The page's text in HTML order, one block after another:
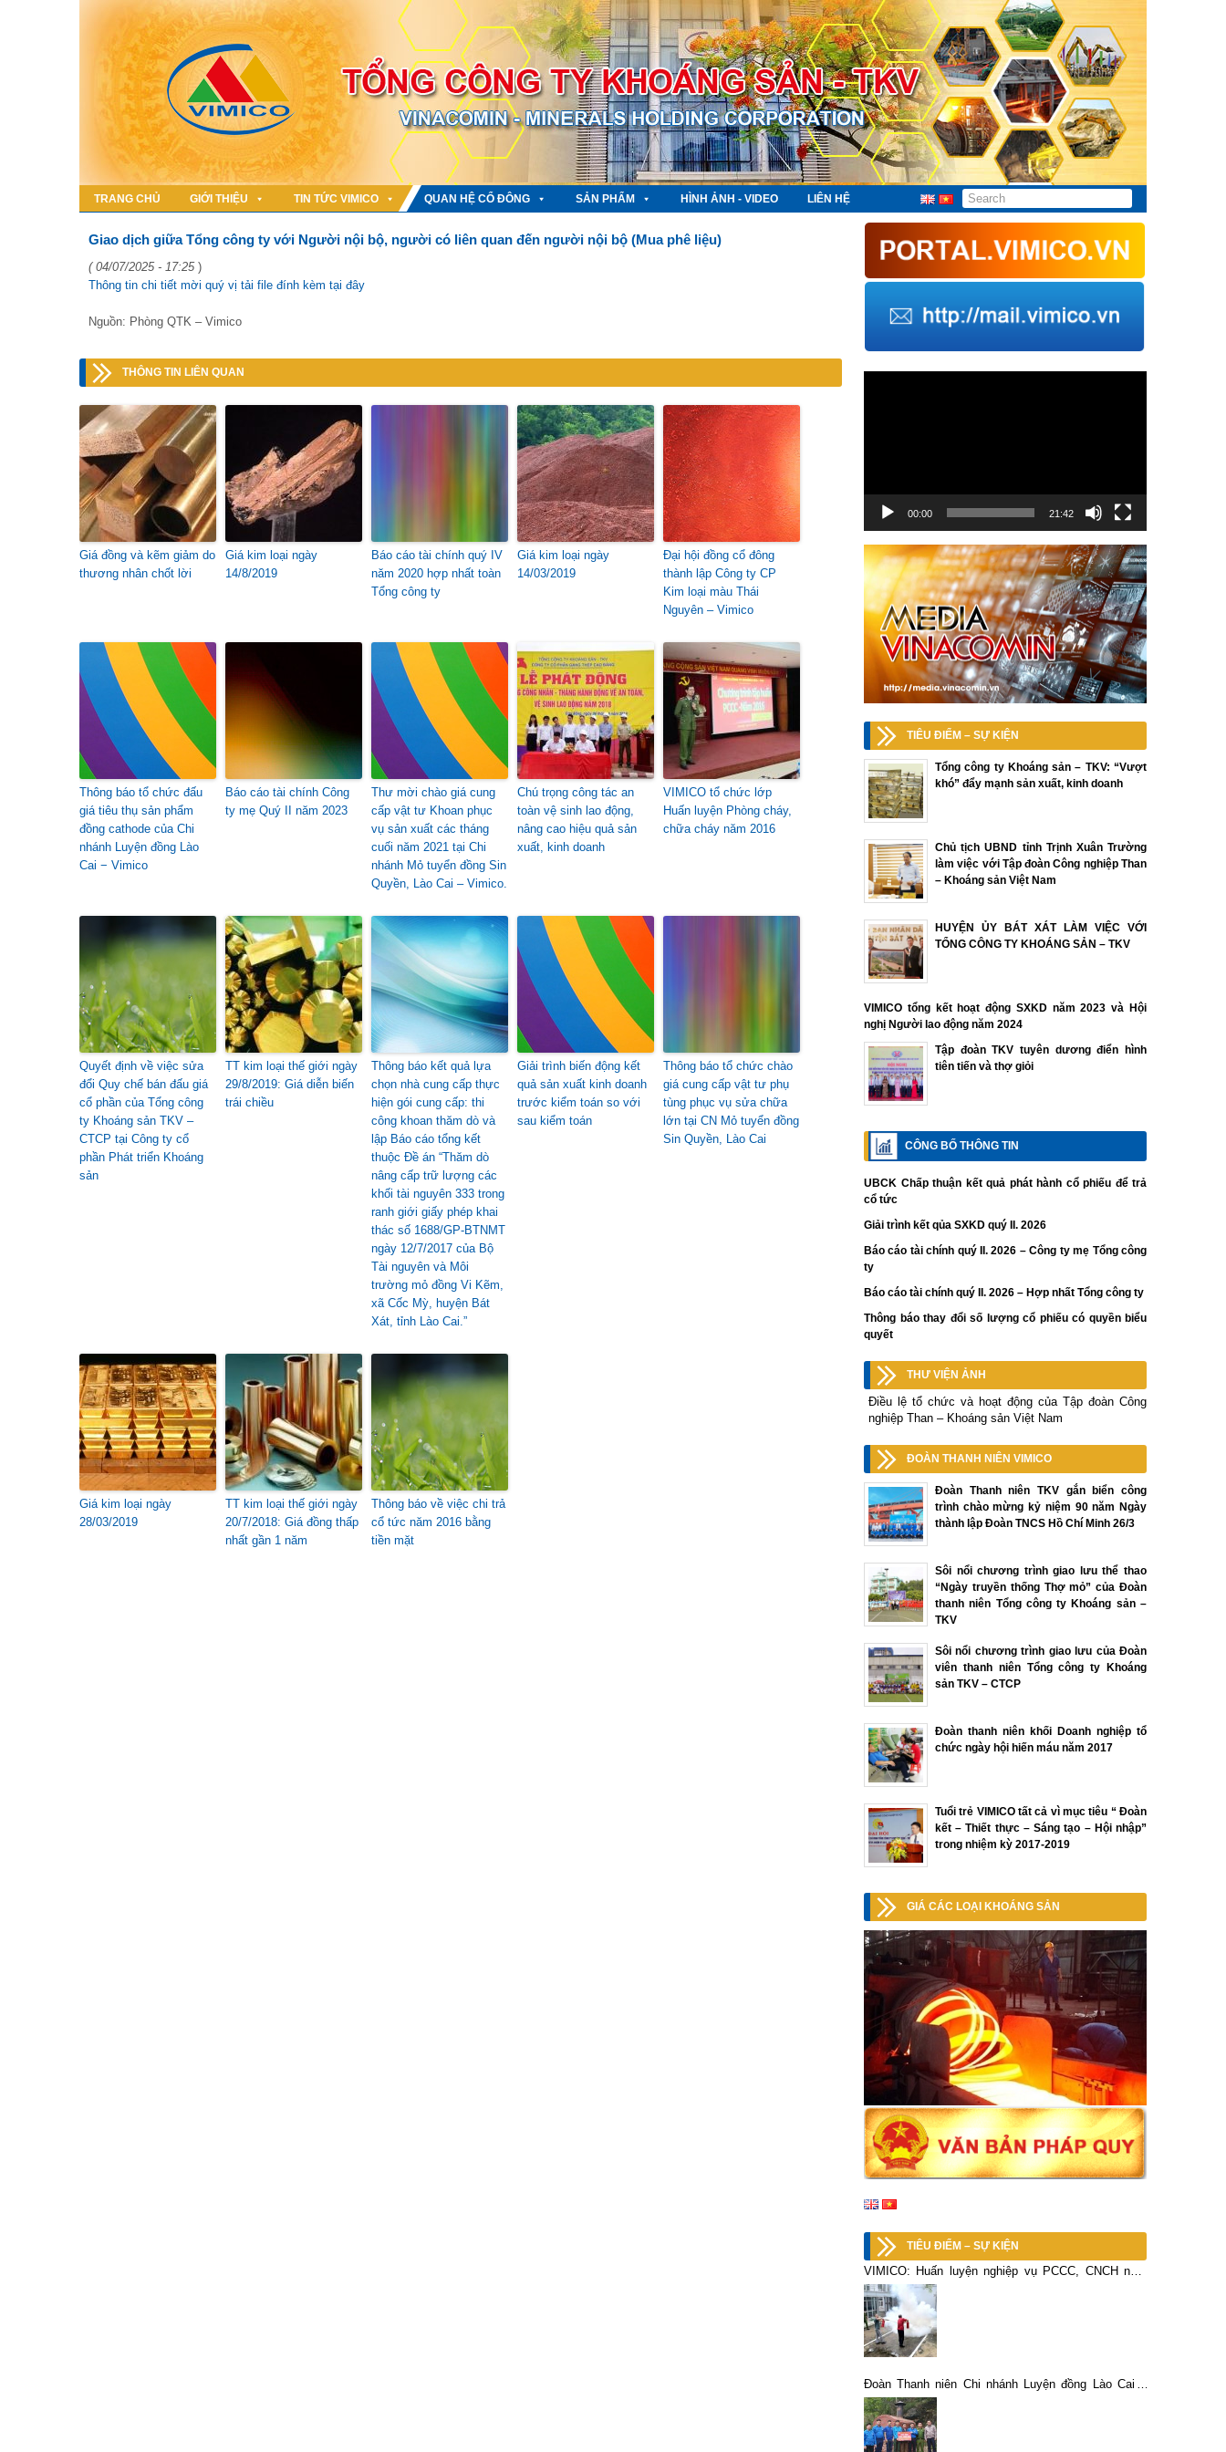
TRANG CHỦ GIỚI THIỆU TIN TỨC VIMICO QUAN HỆ CỔ ĐÔNG SẢN PHẨM HÌNH ẢNH - VIDEO LIÊN HỆ
Giao dịch giữa Tổng công ty với Người nội bộ, người có liên quan đến người nội bộ (Mua phê liệu)
( 04/07/2025 - 17:25)
Thông tin chi tiết mời quý vị tải file đính kèm tại đây
Nguồn: Phòng QTK – Vimico
THÔNG TIN LIÊN QUAN
Giá đồng và kẽm giảm do
thương nhân chốt lời
Giá kim loại ngày
14/8/2019
Báo cáo tài chính quý IV
năm 2020 hợp nhất toàn
Tổng công ty
Giá kim loại ngày
14/03/2019
Đại hội đồng cổ đông
thành lập Công ty CP
Kim loại màu Thái
Nguyên – Vimico
Thông báo tổ chức đấu
giá tiêu thụ sản phẩm
đồng cathode của Chi
nhánh Luyện đồng Lào
Cai − Vimico
Báo cáo tài chính Công
ty mẹ Quý II năm 2023
Thư mời chào giá cung
cấp vật tư Khoan phục
vụ sản xuất các tháng
cuối năm 2021 tại Chi
nhánh Mỏ tuyển đồng Sin
Quyền, Lào Cai – Vimico.
Chú trọng công tác an
toàn vệ sinh lao động,
nâng cao hiệu quả sản
xuất, kinh doanh
VIMICO tổ chức lớp
Huấn luyện Phòng cháy,
chữa cháy năm 2016
Quyết định về việc sửa
đổi Quy chế bán đấu giá
cổ phần của Tổng công
ty Khoáng sản TKV –
CTCP tại Công ty cổ
phần Phát triển Khoáng
sản
TT kim loại thế giới ngày
29/8/2019: Giá diễn biến
trái chiều
Thông báo kết quả lựa
chọn nhà cung cấp thực
hiện gói cung cấp: thi
công khoan thăm dò và
lập Báo cáo tổng kết
thuộc Đề án “Thăm dò
nâng cấp trữ lượng các
khối tài nguyên 333 trong
ranh giới giấy phép khai
thác số 1688/GP-BTNMT
ngày 12/7/2017 của Bộ
Tài nguyên và Môi
trường mỏ đồng Vi Kẽm,
xã Cốc Mỳ, huyện Bát
Xát, tỉnh Lào Cai.”
Giải trình biến động kết
quả sản xuất kinh doanh
trước kiểm toán so với
sau kiểm toán
Thông báo tổ chức chào
giá cung cấp vật tư phụ
tùng phục vụ sửa chữa
lớn tại CN Mỏ tuyển đồng
Sin Quyền, Lào Cai
Giá kim loại ngày
28/03/2019
TT kim loại thế giới ngày
20/7/2018: Giá đồng thấp
nhất gần 1 năm
Thông báo về việc chi trả
cổ tức năm 2016 bằng
tiền mặt
00:00 21:42
TIÊU ĐIỂM – SỰ KIỆN
Tổng công ty Khoáng sản – TKV: “Vượt
khó” đẩy mạnh sản xuất, kinh doanh
Chủ tịch UBND tỉnh Trịnh Xuân Trường
làm việc với Tập đoàn Công nghiệp Than
– Khoáng sản Việt Nam
HUYỆN ỦY BÁT XÁT LÀM VIỆC VỚI
TỔNG CÔNG TY KHOÁNG SẢN – TKV
VIMICO tổng kết hoạt động SXKD năm 2023 và Hội
nghị Người lao động năm 2024
Tập đoàn TKV tuyên dương điển hình
tiên tiến và thợ giỏi
CÔNG BỐ THÔNG TIN
UBCK Chấp thuận kết quả phát hành cổ phiếu để trả
cổ tức
Giải trình kết qủa SXKD quý II. 2026
Báo cáo tài chính quý II. 2026 – Công ty mẹ Tổng công
ty
Báo cáo tài chính quý II. 2026 – Hợp nhất Tổng công ty
Thông báo thay đổi số lượng cổ phiếu có quyền biểu
quyết
THƯ VIỆN ẢNH
Điều lệ tổ chức và hoạt động của Tập đoàn Công
nghiệp Than – Khoáng sản Việt Nam
ĐOÀN THANH NIÊN VIMICO
Đoàn Thanh niên TKV gắn biển công
trình chào mừng kỷ niệm 90 năm Ngày
thành lập Đoàn TNCS Hồ Chí Minh 26/3
Sôi nổi chương trình giao lưu thể thao
“Ngày truyền thống Thợ mỏ” của Đoàn
thanh niên Tổng công ty Khoáng sản –
TKV
Sôi nổi chương trình giao lưu của Đoàn
viên thanh niên Tổng công ty Khoáng
sản TKV – CTCP
Đoàn thanh niên khối Doanh nghiệp tổ
chức ngày hội hiến máu năm 2017
Tuổi trẻ VIMICO tất cả vì mục tiêu “ Đoàn
kết – Thiết thực – Sáng tạo – Hội nhập”
trong nhiệm kỳ 2017-2019
GIÁ CÁC LOẠI KHOÁNG SẢN
TIÊU ĐIỂM – SỰ KIỆN
VIMICO: Huấn luyện nghiệp vụ PCCC, CNCH năm
2025
Đoàn Thanh niên Chi nhánh Luyện đồng Lào Cai –
VIMICO: Trao tặng Lò xử lý rác thải cho xã Tả Gia
Khâu